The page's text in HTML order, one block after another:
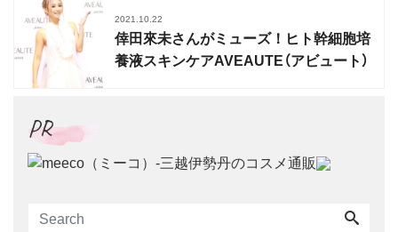
2021.10.22
倖田來未さんがミューズ！ヒト幹細胞培
養液スキンケアAVEAUTE（アビュート）
PR